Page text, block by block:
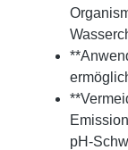
pH-